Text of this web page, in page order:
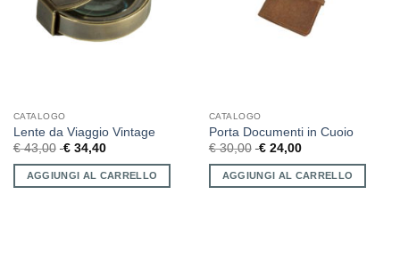
CATALOGO
Lente da Viaggio Vintage
€43,00 €34,40
AGGIUNGI AL CARRELLO
CATALOGO
Porta Documenti in Cuoio
€30,00 €24,00
AGGIUNGI AL CARRELLO